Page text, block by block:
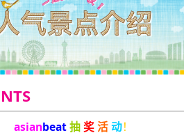
asianbeat抽奖活动！